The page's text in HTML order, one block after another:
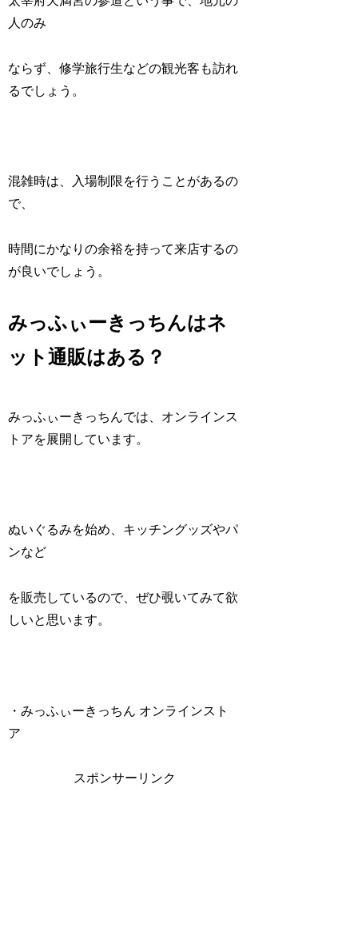
人のみ
ならず、修学旅行生などの観光客も訪れ
るでしょう。
混雑時は、入場制限を行うことがあるの
で、
時間にかなりの余裕を持って来店するの
が良いでしょう。
みっふぃーきっちんはネ
ット通販はある？
みっふぃーきっちんでは、オンラインス
トアを展開しています。
ぬいぐるみを始め、キッチングッズやパ
ンなど
を販売しているので、ぜひ覗いてみて欲
しいと思います。
・みっふぃーきっちん オンラインスト
ア
スポンサーリンク